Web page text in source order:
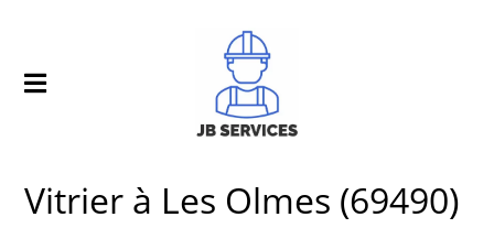
Vitrier à Les Olmes (69490)